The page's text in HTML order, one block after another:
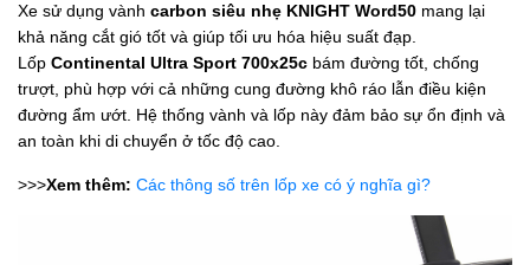
Xe sử dụng vành carbon siêu nhẹ KNIGHT Word50 mang lại
khả năng cắt gió tốt và giúp tối ưu hóa hiệu suất đạp.
Lốp Continental Ultra Sport 700x25c bám đường tốt, chống
trượt, phù hợp với cả những cung đường khô ráo lẫn điều kiện
đường ẩm ướt. Hệ thống vành và lốp này đảm bảo sự ổn định và
an toàn khi di chuyển ở tốc độ cao.
>>>Xem thêm: Các thông số trên lốp xe có ý nghĩa gì?